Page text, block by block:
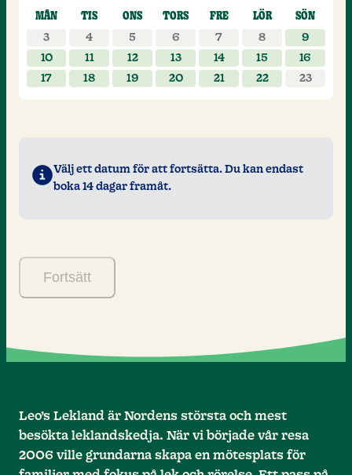
MÅN TIS ONS TORS FRE LÖR
SÖN
3
4 5 6 7 8
9
10
11 12 13 14 15
16
17
18 19 20 21 22 23
Välj ett datum för att fortsätta. Du kan endast
boka 14 dagar framåt.
Fortsätt
Leo’s Lekland är Nordens största och mest
besökta leklandskedja. När vi började vår resa
2006 ville grundarna skapa en mötesplats för